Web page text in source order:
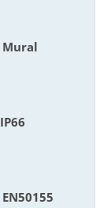
Mural
IP66
EN50155